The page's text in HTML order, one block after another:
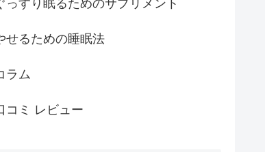
っすり眠るためのサプリメント
せるための睡眠法
ラム
コミ レビュー